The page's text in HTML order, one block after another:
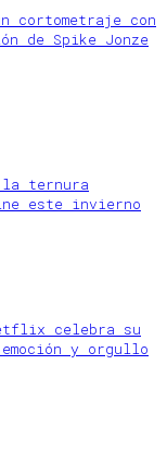
cortometraje con
de Spike Jonze
la ternura
este invierno
celebra su
y orgullo